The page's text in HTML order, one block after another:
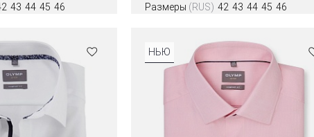
43 44 45 46
Размеры (RUS) 42 43 44 45 46
НЬЮ